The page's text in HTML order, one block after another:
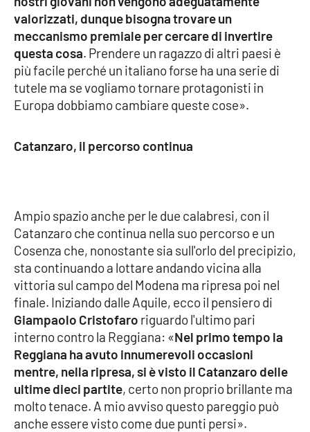
Lacplay.it
Lactv.it
Laconair.it
Lacitymag.it
Lacapitalenews.it
Cosenzachannel.it
Ilvibonese.it
Catanzarochannel.it
APP
Android
Apple
valorizzati, dunque bisogna trovare un
meccanismo premiale per cercare di invertire
questa cosa. Prendere un ragazzo di altri paesi è
più facile perché un italiano forse ha una serie di
tutele ma se vogliamo tornare protagonisti in
Europa dobbiamo cambiare queste cose».
Catanzaro, il percorso continua
Ampio spazio anche per le due calabresi, con il
Catanzaro che continua nella suo percorso e un
Cosenza che, nonostante sia sull'orlo del precipizio,
sta continuando a lottare andando vicina alla
vittoria sul campo del Modena ma ripresa poi nel
finale. Iniziando dalle Aquile, ecco il pensiero di
Giampaolo Cristofaro riguardo l'ultimo pari
interno contro la Reggiana: «Nel primo tempo la
Reggiana ha avuto innumerevoli occasioni
mentre, nella ripresa, si è visto il Catanzaro delle
ultime dieci partite, certo non proprio brillante ma
molto tenace. A mio avviso questo pareggio può
anche essere visto come due punti persi».